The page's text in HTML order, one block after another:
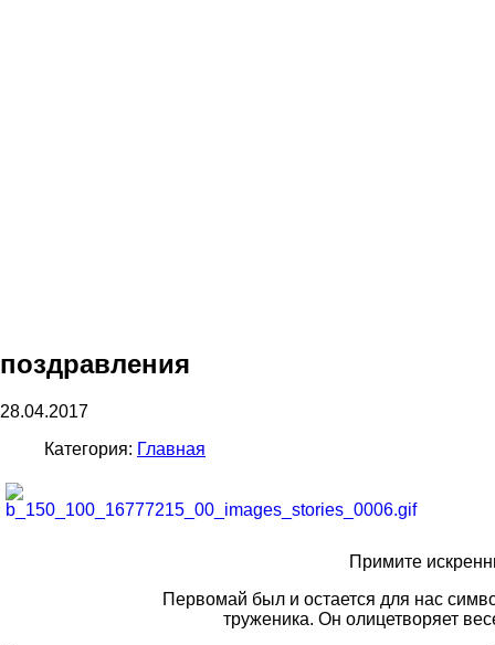
поздравления
28.04.2017
Категория: Главная
Примите
Первомай был и остается для нас
труженика. Он олицетворяет